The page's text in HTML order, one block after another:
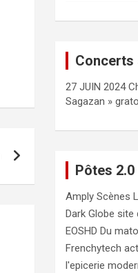
Concerts
27 JUIN 2024
Sagazan »
Pôtes 2.0
Amply Scènes
Dark Globe site
EOSHD Du
Frenchytech
l'epicerie